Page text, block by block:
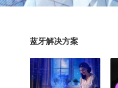
蓝牙解决方案